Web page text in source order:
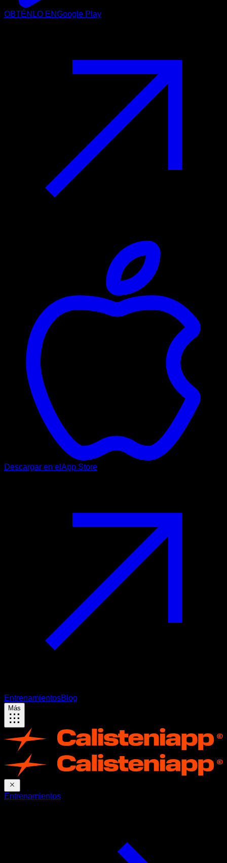
OBTÉNLO ENGoogle Play
Descargar en el App Store
EntrenamientosBlog
Más
Entrenamientos